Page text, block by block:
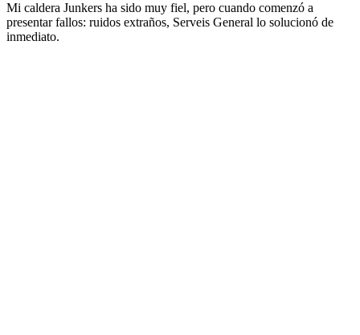
Mi caldera Junkers ha sido muy fiel, pero cuando comenzó a
presentar fallos: ruidos extraños, Serveis General lo solucionó de
inmediato.